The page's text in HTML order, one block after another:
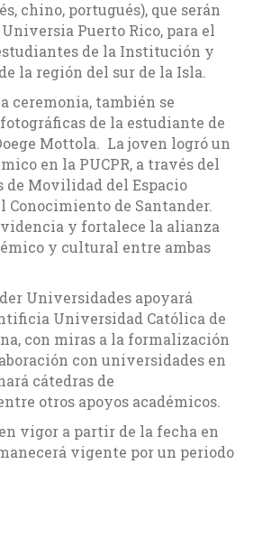
chino, portugués), que serán
Puerto Rico, para el
de la Institución y
la región del sur de la Isla.
ceremonia, también se
de la estudiante de
Mottola. La joven logró un
en la PUCPR, a través del
de Movilidad del Espacio
Conocimiento de Santander.
y fortalece la alianza
y cultural entre ambas
Universidades apoyará
Universidad Católica de
con miras a la formalización
con universidades en
cátedras de
otros apoyos académicos.
vigor a partir de la fecha en
vigente por un periodo